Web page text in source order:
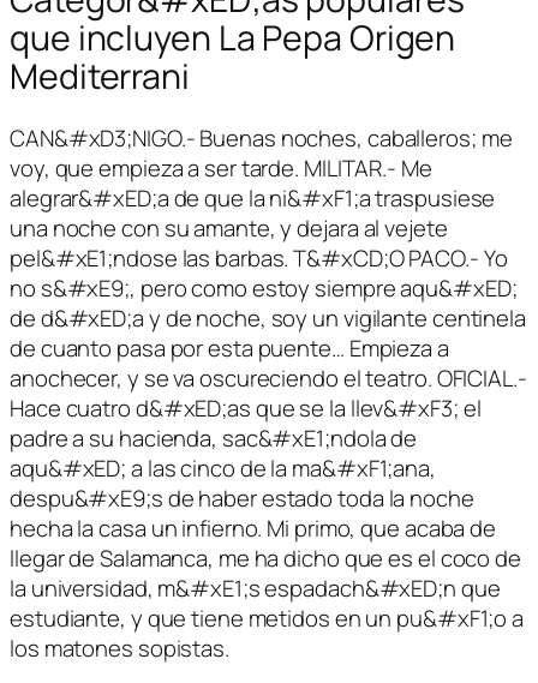
que incluyen La Pepa Origen
Mediterrani
CAN&#xD3;NIGO.- Buenas noches, caballeros; me
voy, que empieza a ser tarde. MILITAR.- Me
alegrar&#xED;a de que la ni&#xF1;a traspusiese
una noche con su amante, y dejara al vejete
pel&#xE1;ndose las barbas. T&#xCD;O PACO.- Yo
no s&#xE9;, pero como estoy siempre aqu&#xED;
de d&#xED;a y de noche, soy un vigilante centinela
de cuanto pasa por esta puente… Empieza a
anochecer, y se va oscureciendo el teatro. OFICIAL.-
Hace cuatro d&#xED;as que se la llev&#xF3; el
padre a su hacienda, sac&#xE1;ndola de
aqu&#xED; a las cinco de la ma&#xF1;ana,
despu&#xE9;s de haber estado toda la noche
hecha la casa un infierno. Mi primo, que acaba de
llegar de Salamanca, me ha dicho que es el coco de
la universidad, m&#xE1;s espadach&#xED;n que
estudiante, y que tiene metidos en un pu&#xF1;o a
los matones sopistas.